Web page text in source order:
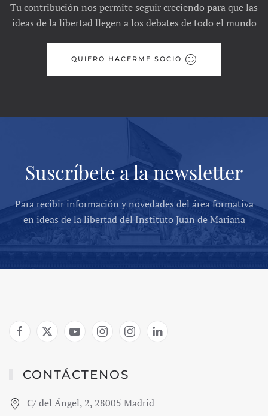
Tu contribución nos permite seguir creciendo para que las
ideas de la libertad llegen a los debates de todo el mundo
QUIERO HACERME SOCIO
Suscríbete a la newsletter
Para recibir información y novedades del área formativa
en ideas de la libertad del Instituto Juan de Mariana
CONTÁCTENOS
C/ del Ángel, 2, 28005 Madrid